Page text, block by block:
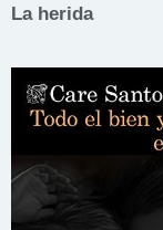
La herida